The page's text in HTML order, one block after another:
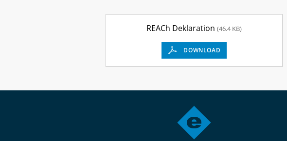
REACh Deklaration (46.4 KB)
DOWNLOAD